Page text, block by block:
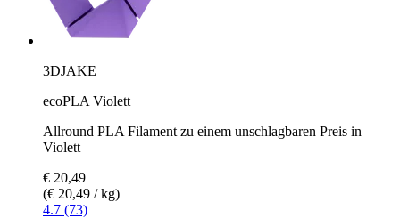
3DJAKE
ecoPLA Violett
Allround PLA Filament zu einem unschlagbaren Preis in
Violett
€ 20,49
(€ 20,49 / kg)
4.7 (73)